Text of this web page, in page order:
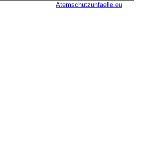
Atemschutzunfaelle.eu